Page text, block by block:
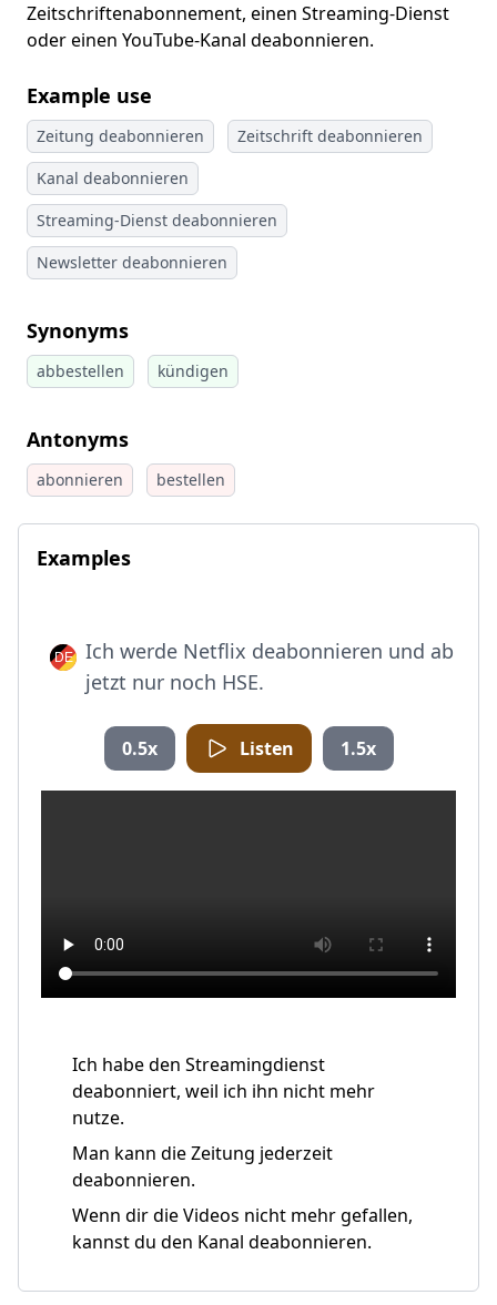
Zeitschriftenabonnement, einen Streaming-Dienst
oder einen YouTube-Kanal deabonnieren.
Example use
Zeitung deabonnieren
Zeitschrift deabonnieren
Kanal deabonnieren
Streaming-Dienst deabonnieren
Newsletter deabonnieren
Synonyms
abbestellen kündigen
Antonyms
abonnieren bestellen
Examples
Ich werde Netflix deabonnieren und ab
jetzt nur noch HSE.
0.5x Listen 1.5x
Ich habe den Streamingdienst
deabonniert, weil ich ihn nicht mehr
nutze.
Man kann die Zeitung jederzeit
deabonnieren.
Wenn dir die Videos nicht mehr gefallen,
kannst du den Kanal deabonnieren.